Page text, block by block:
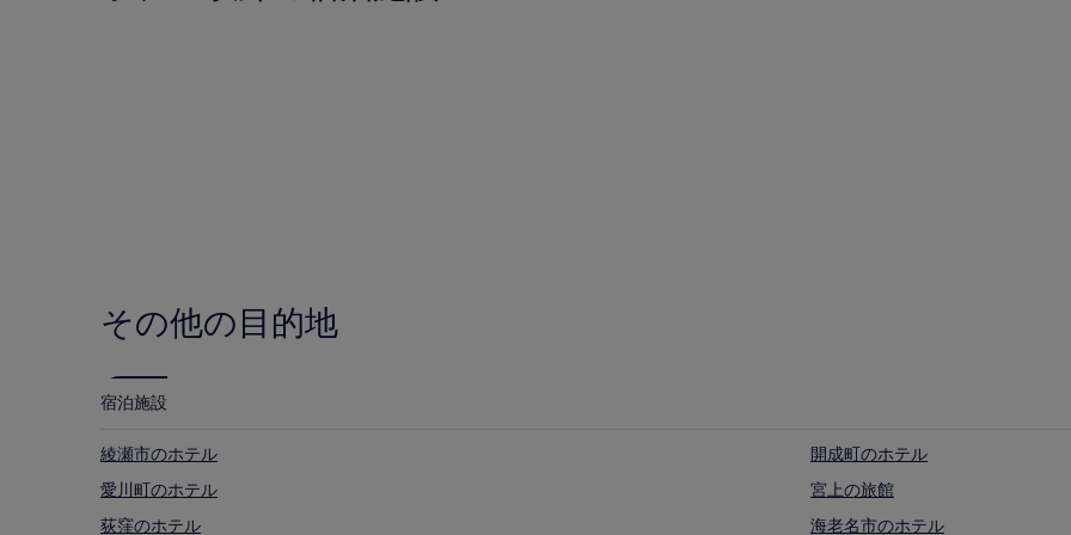
赤レンガ倉庫 (街の中心部から 0.6 km)
その他の目的地
宿泊施設
綾瀬市のホテル
開成町のホテル
愛川町のホテル
宮上の旅館
荻窪のホテル
海老名市のホテル